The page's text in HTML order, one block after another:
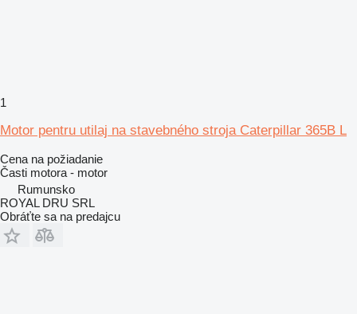
1
Motor pentru utilaj na stavebného stroja Caterpillar 365B L
Cena na požiadanie
Časti motora - motor
Rumunsko
ROYAL DRU SRL
Obráťte sa na predajcu